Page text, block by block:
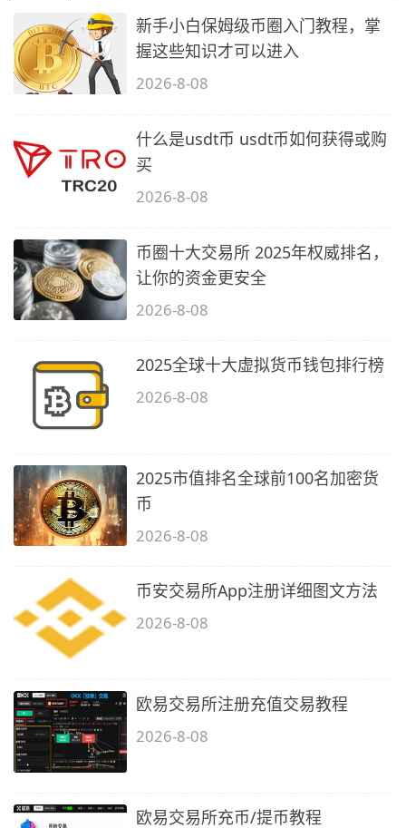
新手小白保姆级币圈入门教程，掌
握这些知识才可以进入
2026-8-08
什么是usdt币 usdt币如何获得或购
买
2026-8-08
币圈十大交易所 2025年权威排名，
让你的资金更安全
2026-8-08
2025全球十大虚拟货币钱包排行榜
2026-8-08
2025市值排名全球前100名加密货
币
2026-8-08
币安交易所App注册详细图文方法
2026-8-08
欧易交易所注册充值交易教程
2026-8-08
欧易交易所充币/提币教程